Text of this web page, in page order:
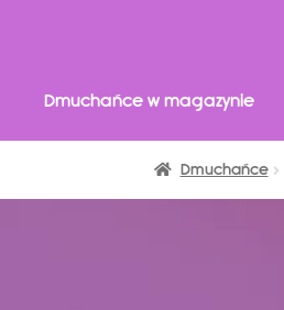
Dmuchańce w magazynie
Dmuchańce